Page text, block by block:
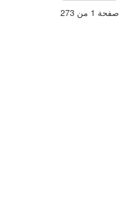
صفحة 1 من 273